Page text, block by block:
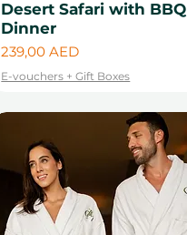
Desert Safari with BBQ
Dinner
Цена
239,00 AED
E-vouchers + Gift Boxes